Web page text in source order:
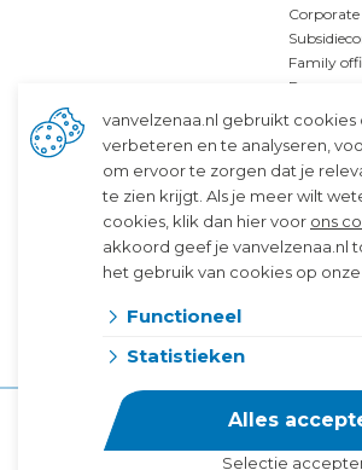
Family
Specialismen
Familiebedrijven
Zorg en welzijn
Disclaimer
Algemene
vanvelzenaa.nl gebruikt
verbeteren en te analyseren,
om ervoor te zorgen dat je
te zien krijgt. Als je meer wilt
cookies, klik dan hier voor ons
akkoord geef je vanvelzenaa.nl
het gebruik van cookies op onze
Functioneel
Statistieken
Selectie
Alles